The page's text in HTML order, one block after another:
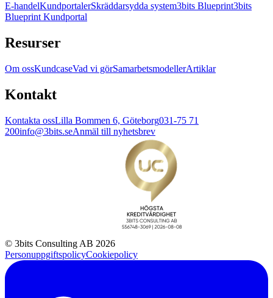
E-handelKundportalerSkräddarsydda system3bits Blueprint3bits
Blueprint Kundportal
Resurser
Om ossKundcaseVad vi görSamarbetsmodellerArtiklar
Kontakt
Kontakta ossLilla Bommen 6, Göteborg031-75 71
200info@3bits.seAnmäl till nyhetsbrev
© 3bits Consulting AB 2026
PersonuppgiftspolicyCookiepolicy